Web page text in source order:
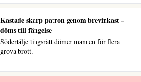
Kastade skarp patron genom brevinkast –
döms till fängelse
Södertälje tingsrätt dömer mannen för flera
grova brott.